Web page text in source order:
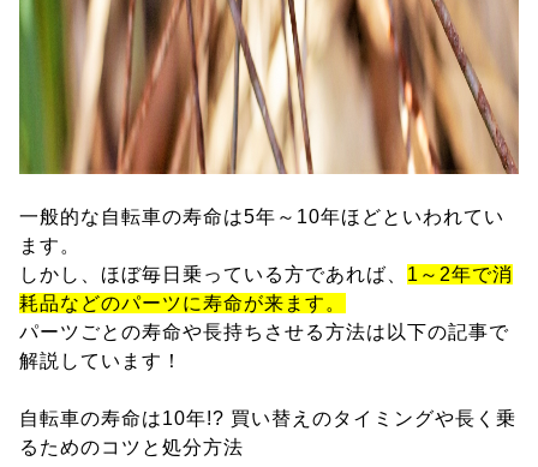
一般的な自転車の寿命は5年～10年ほどといわれてい
ます。
しかし、ほぼ毎日乗っている方であれば、 1～2年で消
耗品などのパーツに寿命が来ます。
パーツごとの寿命や長持ちさせる方法は以下の記事で
解説しています！
自転車の寿命は10年!? 買い替えのタイミングや長く乗
るためのコツと処分方法